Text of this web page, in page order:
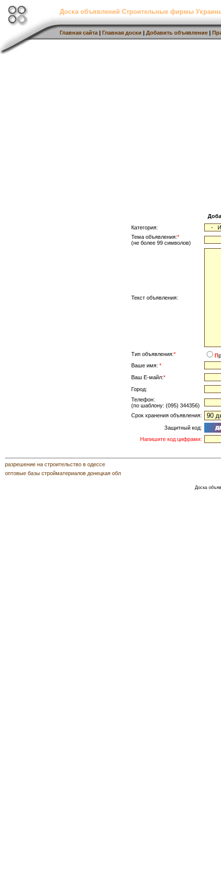
Доска объявлений Строительные фирмы
Главная сайта | Главная доски | Добавить объявление |
Категория:
Тема объявления:*
(не более 99 символов)
Текст объявления:
Тип объявления:* П
Ваше имя: *
Ваш Е-майл:*
Город:
Телефон:
(по шаблону: (095) 344356)
Срок хранения объявления:
Защитный код:
Напишите код цифрами:
разрешение на строительство в одессе
оптовые базы стройматериалов донецкая обл
Доска